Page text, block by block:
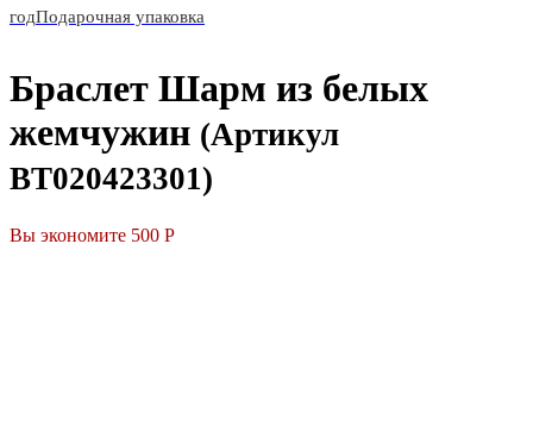
годПодарочная упаковка
Браслет Шарм из белых
жемчужин (Артикул
BT020423301)
Вы экономите 500 Р